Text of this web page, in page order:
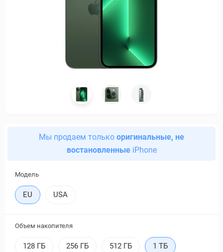
Мы продаем только оригинальные, не
востановленныеiPhone
Модель
EU USA
Объем накопителя
128 ГБ 256 ГБ 512 ГБ 1 ТБ